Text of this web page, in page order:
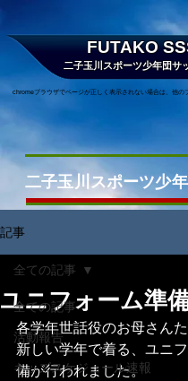
FUTAKO
二子玉川スポーツ少年団サ
chromeブラウザでページが正しく表示されない場合は、他の
二子玉川スポーツ少
記事
全ての記事
活動報告
キッズスケジュール速報
全ての記事
ユニフォーム準
各学年世話役のお母さんた
新しい学年で着る、ユニ
備が行われました。